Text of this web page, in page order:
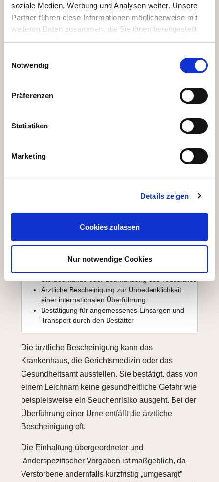
soziale Medien, Werbung und Analysen weiter. Unsere
Partner führen diese Informationen möglicherweise mit
weiteren Daten zusammen, die Sie ihnen bereitgestellt
haben oder die sie im Rahmen Ihrer Nutzung der Dienste
Notwendig
Präferenzen
Statistiken
Marketing
Details zeigen
Cookies zulassen
Nur notwendige Cookies
Ländervorschrift ist zudem eine zusätzliche
Einbalsamierung des Leichnams nötig.
Was wird benötigt?
In der Regel müssen Betroffene zwei Dokumente
vorlegen: die internationale Sterbeurkunde und
mehrsprachig und enthält neben den persönlichen
Daten der verstorbenen Person die Todesursache
sowie Informationen zur Beförderungsart und dem
Bestimmungsort.
Erhältlich ist ein solcher Leichenpass beim
zuständigen Standesamt – die Gebühren dafür
Die Ausstellung eines Leichenpasses erfordert
mindestens folgende Dokumente:
Sterbeurkunde oder Beurkundung des Todesfalles
Ärztliche Bescheinigung zur Unbedenklichkeit
einer internationalen Überführung
Bestätigung für angemessenes Einsargen und
Transport durch den Bestatter
Die ärztliche Bescheinigung kann das
Krankenhaus, die Gerichtsmedizin oder das
Gesundheitsamt ausstellen. Sie bestätigt, dass von
einem Leichnam keine gesundheitliche Gefahr wie
beispielsweise ein Seuchenrisiko ausgeht. Bei der
Überführung einer Urne entfällt die ärztliche
Bescheinigung oft.
Die Einhaltung übergeordneter und
länderspezifischer Vorgaben ist maßgeblich, da
Verstorbene andernfalls kurzfristig „umgesargt”